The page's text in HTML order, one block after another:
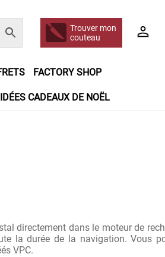
Trouver mon
couteau
FACTORY SHOP
CADEAUX DE NOËL
directement dans le moteur de
la durée de la navigation. Vous
VPC.